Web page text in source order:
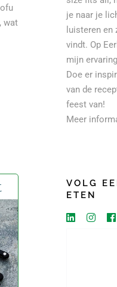
wat
je naar je
luisteren en
vindt. Op
mijn
Doe er
van de
feest van!
Meer
VOLG
ETEN